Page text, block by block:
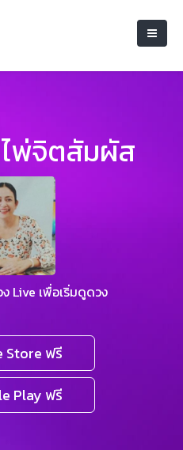
จิตสัมผัส
Live เพื่อเริ่มดูดวง
ฟรี
Play ฟรี